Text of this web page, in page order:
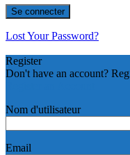
Lost Your Password?
Register
Don't have an account?
Nom d'utilisateur
Email